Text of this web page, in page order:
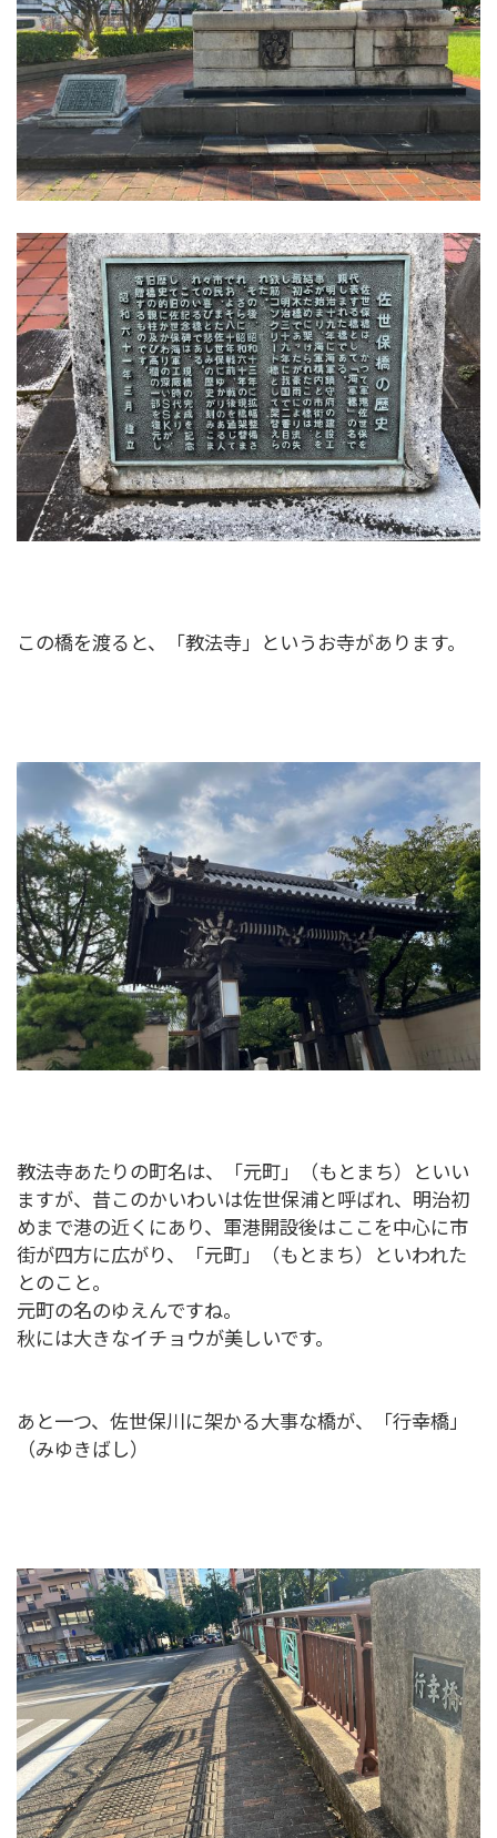
この橋を渡ると、「教法寺」というお寺があります。
教法寺あたりの町名は、「元町」（もとまち）といい
ますが、昔このかいわいは佐世保浦と呼ばれ、明治初
めまで港の近くにあり、軍港開設後はここを中心に市
街が四方に広がり、「元町」（もとまち）といわれた
とのこと。
元町の名のゆえんですね。
秋には大きなイチョウが美しいです。
あと一つ、佐世保川に架かる大事な橋が、「行幸橋」
（みゆきばし）